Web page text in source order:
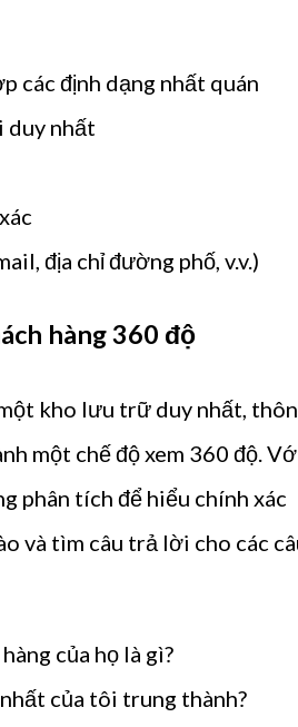
các định dạng nhất quán
duy nhất
địa chỉ đường phố, v.v.)
hàng 360 độ
kho lưu trữ duy nhất,
một chế độ xem 360 độ.
phân tích để hiểu chính xác
và tìm câu trả lời cho các
của họ là gì?
của tôi trung thành?